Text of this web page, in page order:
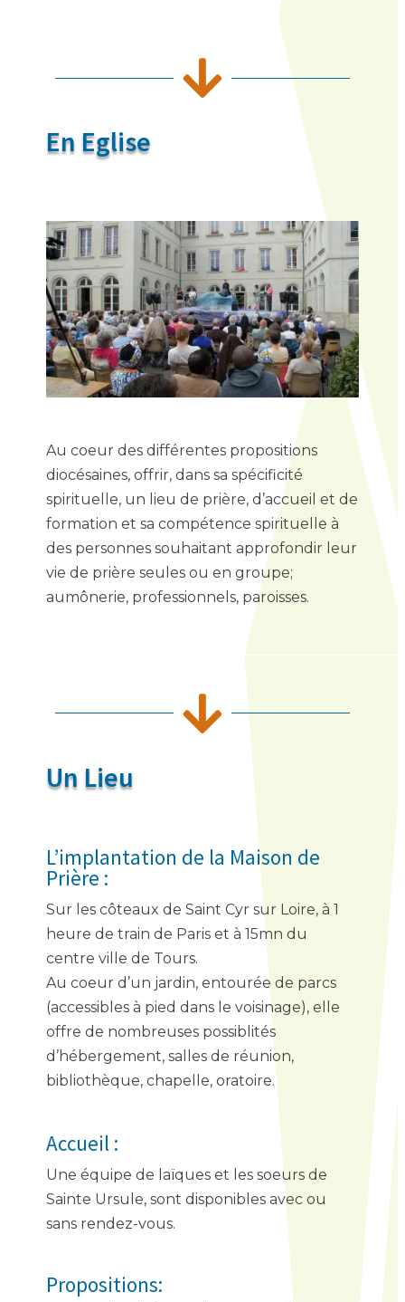

En Eglise
Au coeur des différentes propositions
diocésaines, offrir, dans sa spécificité
spirituelle, un lieu de prière, d’accueil et de
formation et sa compétence spirituelle à
des personnes souhaitant approfondir leur
vie de prière seules ou en groupe;
aumônerie, professionnels, paroisses.

Un Lieu
L’implantation de la Maison de
Prière :
Sur les côteaux de Saint Cyr sur Loire, à 1
heure de train de Paris et à 15mn du
centre ville de Tours.
Au coeur d’un jardin, entourée de parcs
(accessibles à pied dans le voisinage), elle
offre de nombreuses possiblités
d’hébergement, salles de réunion,
bibliothèque, chapelle, oratoire.
Accueil :
Une équipe de laïques et les soeurs de
Sainte Ursule, sont disponibles avec ou
sans rendez-vous.
Propositions: